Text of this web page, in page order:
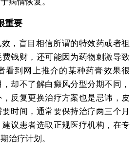
重要
，盲目相信所谓的特效药或者祖
钱财，还可能因为药物刺激导致
看到网上推介的某种药膏效果很
却不了解白癜风分型分期不同，
反复更换治疗方案也是忌讳，皮
时间，通常要保持治疗两三个月
议患者选取正规医疗机构，在专
治疗计划。